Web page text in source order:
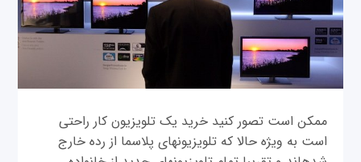
ممکن است تصور کنید خرید یک تلویزیون کار راحتی
است به ویژه حالا که تلویزیون‎های پلاسما از رده خارج